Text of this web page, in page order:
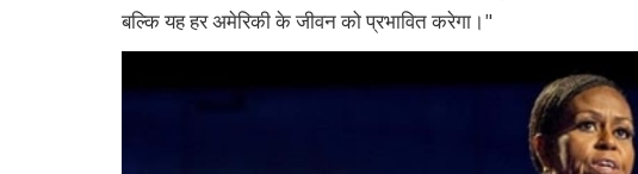
बल्कि यह हर अमेरिकी के जीवन को प्रभावित करेगा।"